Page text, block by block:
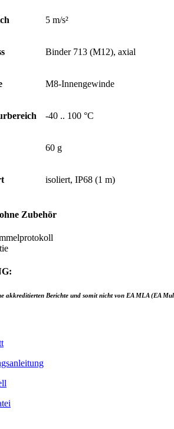
5 m/s²
Binder 713 (M12), axial
M8-Innengewinde
-40 .. 100 °C
60 g
isoliert, IP68 (1 m)
Zubehör
akkreditierten Berichte und somit nicht von EA MLA (EA